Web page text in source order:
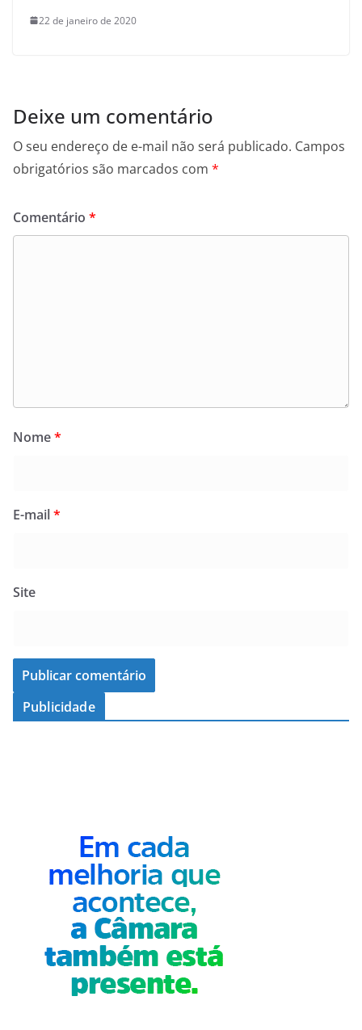
22 de janeiro de 2020
Deixe um comentário
O seu endereço de e-mail não será publicado. Campos
obrigatórios são marcados com *
Comentário *
Nome*
E-mail*
Site
Publicidade